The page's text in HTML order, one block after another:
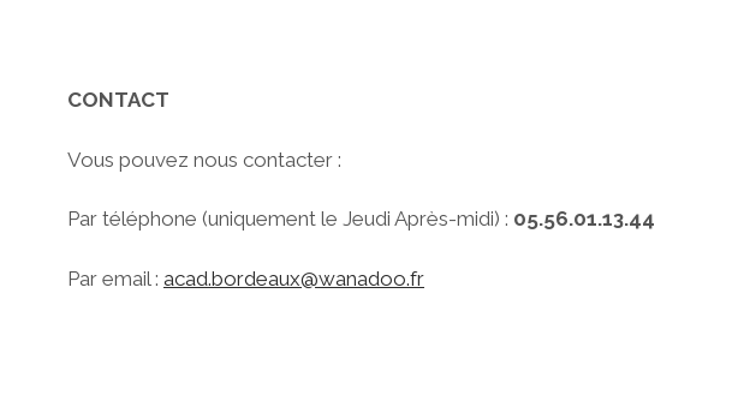
CONTACT
Vous pouvez nous contacter :
Par téléphone (uniquement le Jeudi Après-midi) : 05.56.01.13.44
Par email : acad.bordeaux@wanadoo.fr